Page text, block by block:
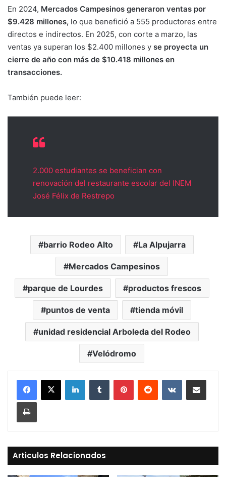
En 2024, Mercados Campesinos generaron ventas por
$9.428 millones, lo que benefició a 555 productores entre
directos e indirectos. En 2025, con corte a marzo, las
ventas ya superan los $2.400 millones y se proyecta un
cierre de año con más de $10.418 millones en
transacciones.
También puede leer:
2.000 estudiantes se benefician con
renovación del restaurante escolar del INEM
José Félix de Restrepo
barrio Rodeo Alto La Alpujarra
Mercados Campesinos
parque de Lourdes productos frescos
puntos de venta tienda móvil
unidad residencial Arboleda del Rodeo
Velódromo
LinkedInTumblr PinterestReddit VKontakteCompartir vía Mail
Print
Articulos Relacionados